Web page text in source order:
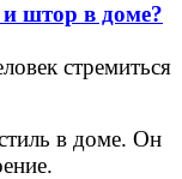
штор в доме?
стремиться
в доме. Он